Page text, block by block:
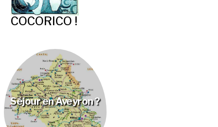
COCORICO !
Séjour en Aveyron ?